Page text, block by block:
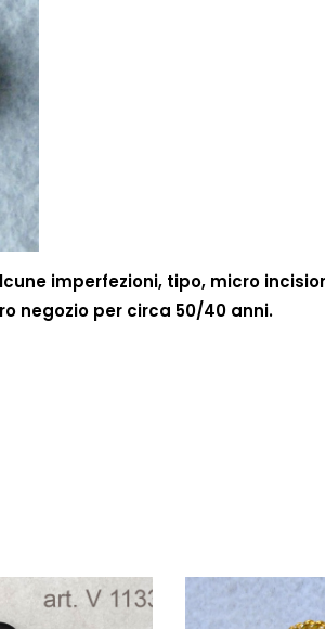
imperfezioni, tipo, micro
negozio per circa 50/40 anni.